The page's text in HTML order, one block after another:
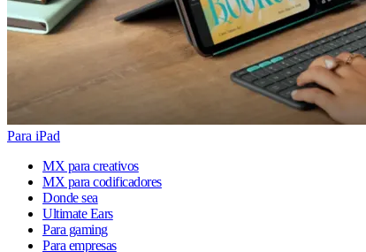
Para iPad
MX para creativos
MX para codificadores
Donde sea
Ultimate Ears
Para gaming
Para empresas